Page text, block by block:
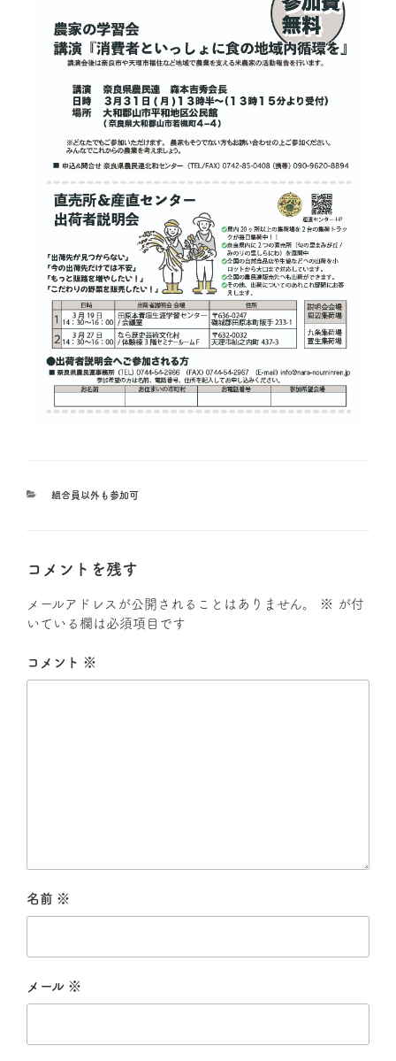
組合員以外も参加可
コメントを残す
メールアドレスが公開されることはありません。 ※ が付
いている欄は必須項目です
コメント ※
名前 ※
メール ※